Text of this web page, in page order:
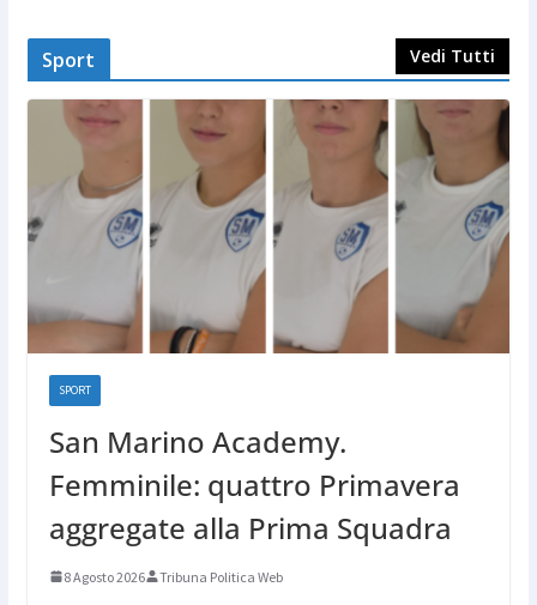
Sport Vedi Tutti
SPORT
San Marino Academy.
Femminile: quattro Primavera
aggregate alla Prima Squadra
8 Agosto 2026 Tribuna Politica Web